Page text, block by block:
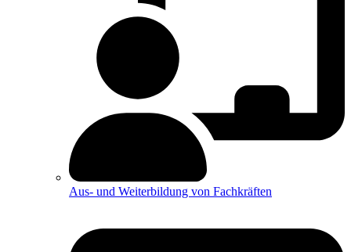
Aus- und Weiterbildung von Fachkräften